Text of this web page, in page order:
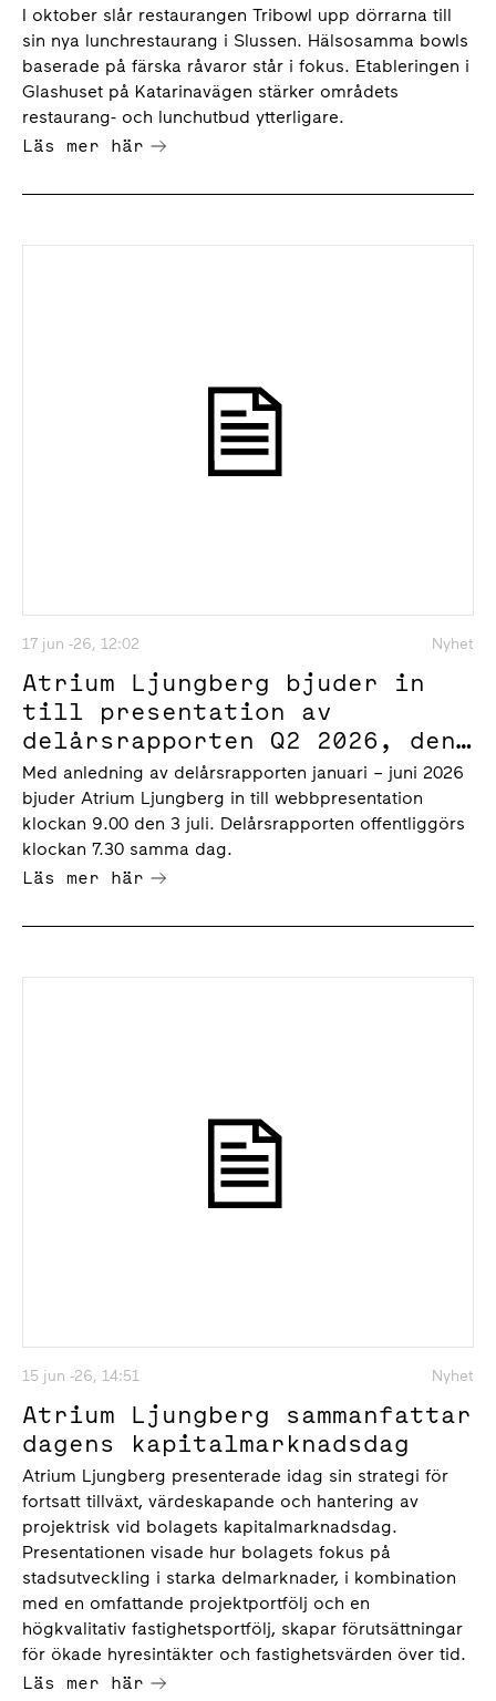
I oktober slår restaurangen Tribowl upp dörrarna till
sin nya lunchrestaurang i Slussen. Hälsosamma bowls
baserade på färska råvaror står i fokus. Etableringen i
Glashuset på Katarinavägen stärker områdets
restaurang- och lunchutbud ytterligare.
Läs mer här
17 jun -26, 12:02 Nyhet
Atrium Ljungberg bjuder in
till presentation av
delårsrapporten Q2 2026, den
3 juli klockan 9.00
Med anledning av delårsrapporten januari – juni 2026
bjuder Atrium Ljungberg in till webbpresentation
klockan 9.00 den 3 juli. Delårsrapporten offentliggörs
klockan 7.30 samma dag.
Läs mer här
15 jun -26, 14:51 Nyhet
Atrium Ljungberg sammanfattar
dagens kapitalmarknadsdag
Atrium Ljungberg presenterade idag sin strategi för
fortsatt tillväxt, värdeskapande och hantering av
projektrisk vid bolagets kapitalmarknadsdag.
Presentationen visade hur bolagets fokus på
stadsutveckling i starka delmarknader, i kombination
med en omfattande projektportfölj och en
högkvalitativ fastighetsportfölj, skapar förutsättningar
för ökade hyresintäkter och fastighetsvärden över tid.
Läs mer här